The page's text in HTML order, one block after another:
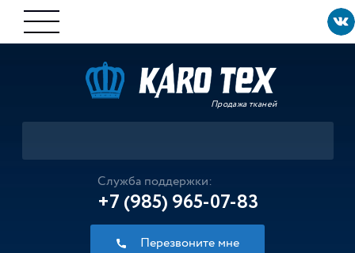
Продажа тканей
Служба поддержки:
+7 (985) 965-07-83
Перезвоните мне